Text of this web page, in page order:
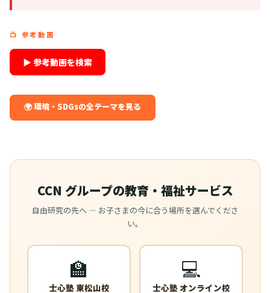
📺 参考動画
▶ 参考動画を検索
🌍 環境・SDGsの全テーマを見る
CCN グループの教育・福祉サービス
自由研究の先へ — お子さまの今に合う場所を選んでくださ
い。
🏫
士心塾 東松山校
💻
士心塾 オンライン校